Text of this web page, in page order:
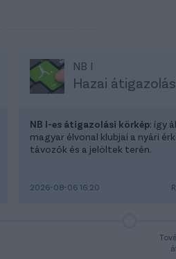
NB I
Hazai
NB I-es átigazolási körkép: így
magyar élvonal klubjai a nyári
távozók és a jelöltek terén.
2026-08-06 16:20